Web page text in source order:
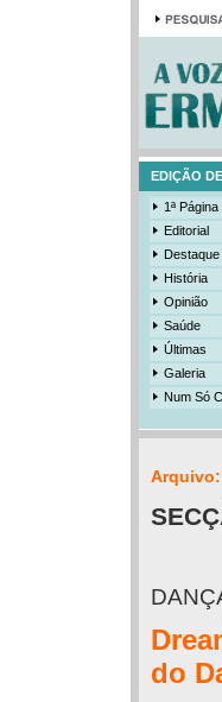
EDIÇÃO
1ª Página
Editorial
Destaque
História
Opinião
Saúde
Últimas
Galeria
Num Só
Arquivo:
do